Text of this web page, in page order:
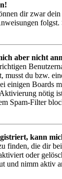
dir zwar dein
aber nicht
musst du bzw.
einigen Boards
nötig
Spam-Filter
kann
finden, die dir
oder
und nimm aktiv